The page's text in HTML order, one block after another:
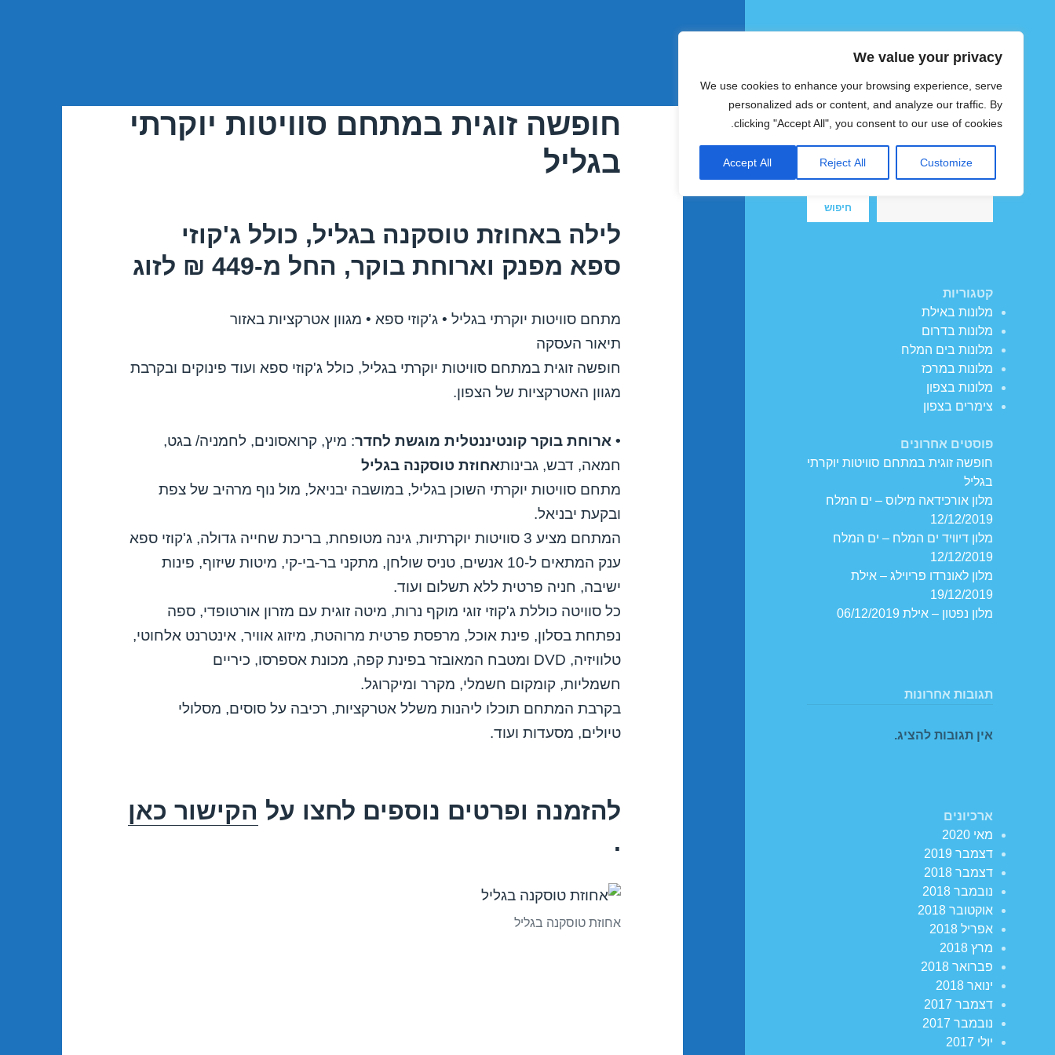
We value your privacy
We use cookies to enhance your browsing experience, serve
personalized ads or content, and analyze our traffic. By
clicking "Accept All", you consent to our use of cookies.
Customize
Reject All
Accept All
צימרים ומלונות זולים בישראל
חיפוש
חיפוש
קטגוריות
מלונות באילת
מלונות בדרום
מלונות בים המלח
מלונות במרכז
מלונות בצפון
צימרים בצפון
פוסטים אחרונים
חופשה זוגית במתחם סוויטות יוקרתי
בגליל
מלון אורכידאה מילוס – ים המלח
12/12/2019
מלון דיוויד ים המלח – ים המלח
12/12/2019
מלון לאונרדו פריוילג – אילת
19/12/2019
מלון נפטון – אילת 06/12/2019
תגובות אחרונות
אין תגובות להציג.
ארכיונים
מאי 2020
דצמבר 2019
דצמבר 2018
נובמבר 2018
אוקטובר 2018
אפריל 2018
מרץ 2018
פברואר 2018
ינואר 2018
דצמבר 2017
נובמבר 2017
יולי 2017
חופשה זוגית במתחם סוויטות יוקרתי
בגליל
לילה באחוזת טוסקנה בגליל, כולל ג'קוזי
ספא מפנק וארוחת בוקר, החל מ-449 ₪ לזוג
מתחם סוויטות יוקרתי בגליל • ג'קוזי ספא • מגוון אטרקציות באזור
תיאור העסקה
חופשה זוגית במתחם סוויטות יוקרתי בגליל, כולל ג'קוזי ספא ועוד פינוקים ובקרבת
מגוון האטרקציות של הצפון.
• ארוחת בוקר קונטיננטלית מוגשת לחדר: מיץ, קרואסונים, לחמניה/ בגט,
חמאה, דבש, גבינותאחוזת טוסקנה בגליל
מתחם סוויטות יוקרתי השוכן בגליל, במושבה יבניאל, מול נוף מרהיב של צפת
ובקעת יבניאל.
המתחם מציע 3 סוויטות יוקרתיות, גינה מטופחת, בריכת שחייה גדולה, ג'קוזי ספא
ענק המתאים ל-10 אנשים, טניס שולחן, מתקני בר-בי-קי, מיטות שיזוף, פינות
ישיבה, חניה פרטית ללא תשלום ועוד.
כל סוויטה כוללת ג'קוזי זוגי מוקף נרות, מיטה זוגית עם מזרון אורטופדי, ספה
נפתחת בסלון, פינת אוכל, מרפסת פרטית מרוהטת, מיזוג אוויר, אינטרנט אלחוטי,
טלוויזיה, DVD ומטבח המאובזר בפינת קפה, מכונת אספרסו, כיריים
חשמליות, קומקום חשמלי, מקרר ומיקרוגל.
בקרבת המתחם תוכלו ליהנות משלל אטרקציות, רכיבה על סוסים, מסלולי
טיולים, מסעדות ועוד.
להזמנה ופרטים נוספים לחצו על הקישור כאן
.
אחוזת טוסקנה בגליל